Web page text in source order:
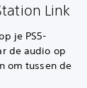
Link
je PS5-
de audio op
om tussen de